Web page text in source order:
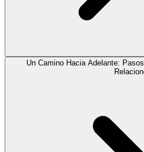
Un Camino Hacia Adelante: